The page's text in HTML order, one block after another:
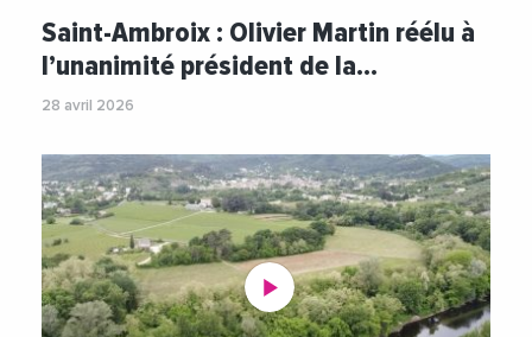
#CommunauteDeCommunesCezeCevennes
#Decideurs
#Sante
#Videos
Saint-Ambroix : Olivier Martin réélu à
l’unanimité président de la…
28 avril 2026